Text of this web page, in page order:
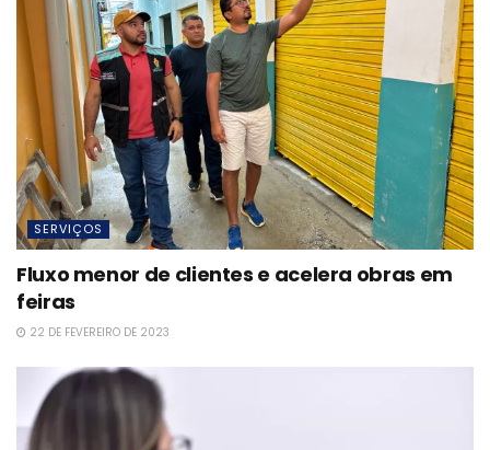
SERVIÇOS
Fluxo menor de clientes e acelera obras em
feiras
22 DE FEVEREIRO DE 2023